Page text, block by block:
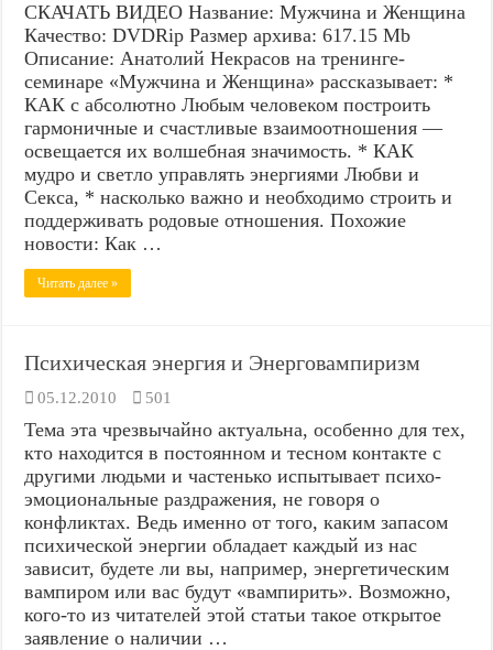
СКАЧАТЬ ВИДЕО Название: Мужчина и Женщина
Качество: DVDRip Размер архива: 617.15 Mb
Описание: Анатолий Некрасов на тренинге-
семинаре «Мужчина и Женщина» рассказывает: *
КАК с абсолютно Любым человеком построить
гармоничные и счастливые взаимоотношения —
освещается их волшебная значимость. * КАК
мудро и светло управлять энергиями Любви и
Секса, * насколько важно и необходимо строить и
поддерживать родовые отношения. Похожие
новости: Как …
Читать далее »
Психическая энергия и Энерговампиризм
05.12.2010 501
Тема эта чрезвычайно актуальна, особенно для тех,
кто находится в постоянном и тесном контакте с
другими людьми и частенько испытывает психо-
эмоциональные раздражения, не говоря о
конфликтах. Ведь именно от того, каким запасом
психической энергии обладает каждый из нас
зависит, будете ли вы, например, энергетическим
вампиром или вас будут «вампирить». Возможно,
кого-то из читателей этой статьи такое открытое
заявление о наличии …